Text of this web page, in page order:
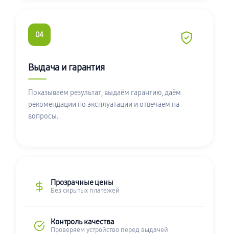
04
Выдача и гарантия
Показываем результат, выдаём гарантию, даём
рекомендации по эксплуатации и отвечаем на
вопросы.
Прозрачные цены
Без скрытых платежей
Контроль качества
Проверяем устройство перед выдачей